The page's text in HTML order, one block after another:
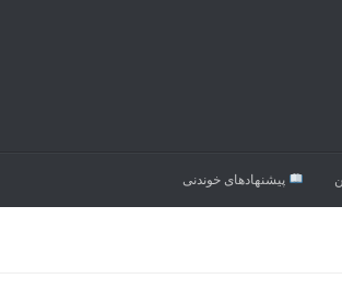
پیشنهاد‌های خوندنی